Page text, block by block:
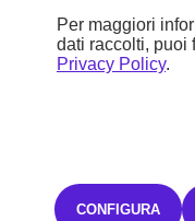
Nuovo
Tonale MY24
5,7 l/100km
Per maggiori
dati raccolti, puoi
Privacy Policy.
CONFIGURA